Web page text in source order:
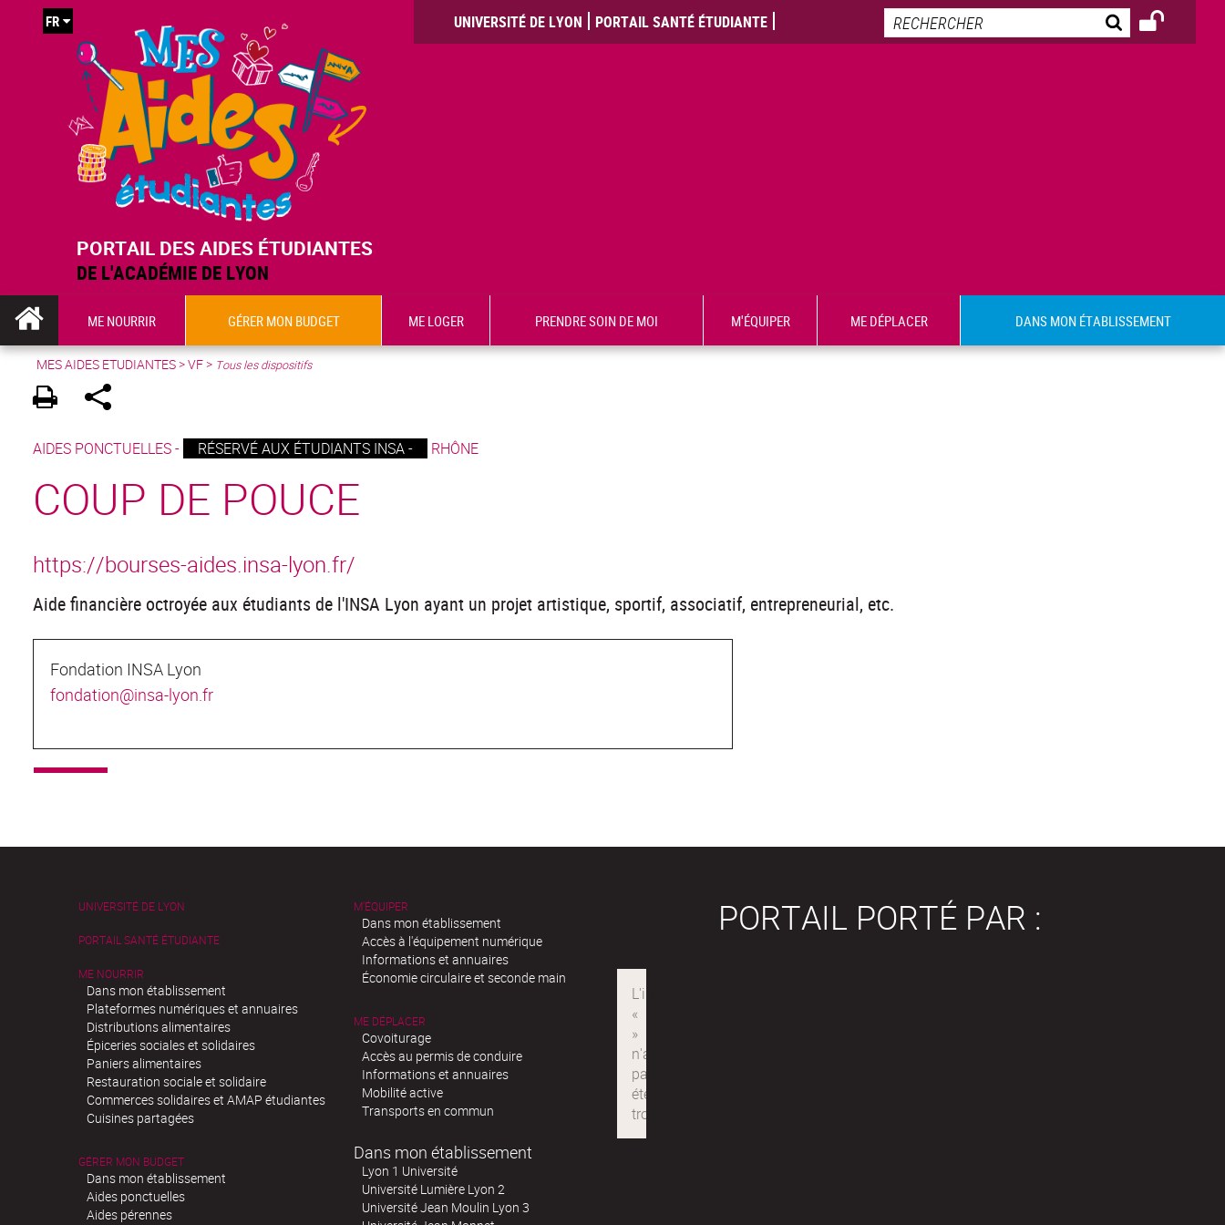
PORTAIL DES AIDES ÉTUDIANTES
DE L'ACADÉMIE DE LYON
UNIVERSITÉ DE LYON PORTAIL SANTÉ ÉTUDIANTE
FR
ME NOURRIR GÉRER MON BUDGET ME LOGER PRENDRE SOIN DE MOI M'ÉQUIPER ME DÉPLACER DANS MON ÉTABLISSEMENT
MES AIDES ETUDIANTES>VF> Tous les dispositifs
AIDES PONCTUELLES - RÉSERVÉ AUX ÉTUDIANTS INSA - RHÔNE
COUP DE POUCE
https://bourses-aides.insa-lyon.fr/
Aide financière octroyée aux étudiants de l'INSA Lyon ayant un projet artistique, sportif, associatif, entrepreneurial, etc.
Fondation INSA Lyon
fondation@insa-lyon.fr
UNIVERSITÉ DE LYON
PORTAIL SANTÉ ÉTUDIANTE
ME NOURRIR
Dans mon établissement
Plateformes numériques et annuaires
Distributions alimentaires
Épiceries sociales et solidaires
Paniers alimentaires
Restauration sociale et solidaire
Commerces solidaires et AMAP étudiantes
Cuisines partagées
GÉRER MON BUDGET
Dans mon établissement
Aides ponctuelles
Aides pérennes
M'ÉQUIPER
Dans mon établissement
Accès à l'équipement numérique
Informations et annuaires
Économie circulaire et seconde main
ME DÉPLACER
Covoiturage
Accès au permis de conduire
Informations et annuaires
Mobilité active
Transports en commun
Dans mon établissement
Lyon 1 Université
Université Lumière Lyon 2
Université Jean Moulin Lyon 3
PORTAIL PORTÉ PAR :